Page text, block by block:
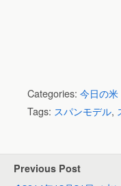
Categories: 今日の
Tags: スパンモデル,
Previous Post